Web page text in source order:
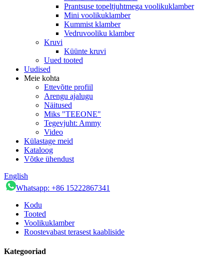
Prantsuse topeltjuhtmega voolikuklamber
Mini voolikuklamber
Kummist klamber
Vedruvooliku klamber
Kruvi
Küünte kruvi
Uued tooted
Uudised
Meie kohta
Ettevõtte profiil
Arengu ajalugu
Näitused
Miks "TEEONE"
Tegevjuht: Ammy
Video
Külastage meid
Kataloog
Võtke ühendust
English
Whatsapp: +86 15222867341
Kodu
Tooted
Voolikuklamber
Roostevabast terasest kaabliside
Kategooriad